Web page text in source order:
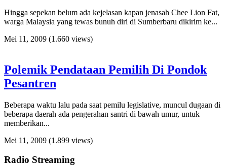
Hingga sepekan belum ada kejelasan kapan jenasah Chee Lion Fat,
warga Malaysia yang tewas bunuh diri di Sumberbaru dikirim ke...
Mei 11, 2009 (1.660 views)
Polemik Pendataan Pemilih Di Pondok
Pesantren
Beberapa waktu lalu pada saat pemilu legislative, muncul dugaan di
beberapa daerah ada pengerahan santri di bawah umur, untuk
memberikan...
Mei 11, 2009 (1.899 views)
Radio Streaming